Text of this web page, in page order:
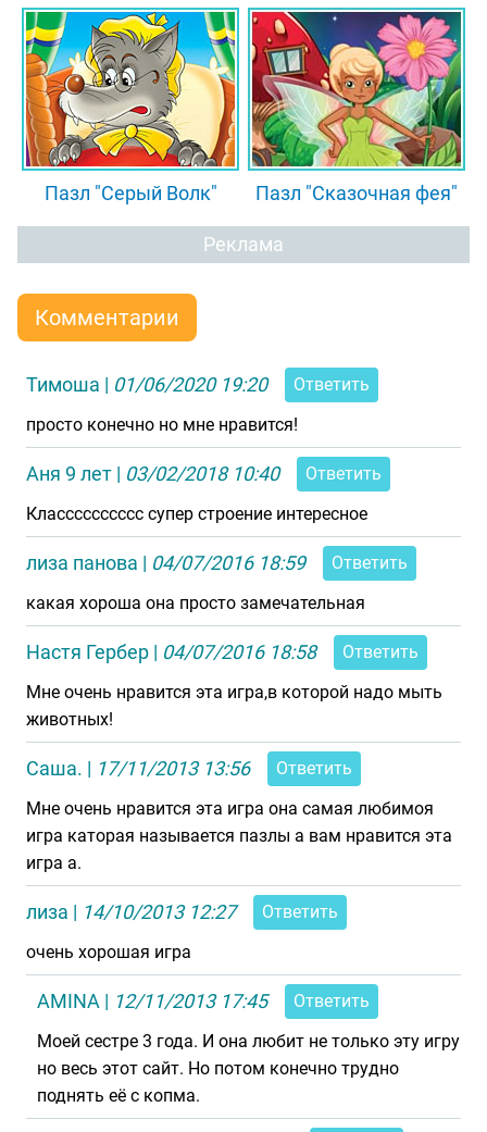
Пазл "Серый Волк" Пазл "Сказочная фея"
Реклама
Комментарии
Тимоша | 01/06/2020 19:20
Ответить
просто конечно но мне нравится!
Аня 9 лет | 03/02/2018 10:40
Ответить
Класссссссссс супер строение интересное
лиза панова | 04/07/2016 18:59
Ответить
какая хороша она просто замечательная
Настя Гербер | 04/07/2016 18:58
Ответить
Мне очень нравится эта игра,в которой надо мыть
животных!
Саша. | 17/11/2013 13:56
Ответить
Мне очень нравится эта игра она самая любимоя
игра каторая называется пазлы а вам нравится эта
игра а.
лиза | 14/10/2013 12:27
Ответить
очень хорошая игра
AMINA | 12/11/2013 17:45
Ответить
Моей сестре 3 года. И она любит не только эту игру
но весь этот сайт. Но потом конечно трудно
поднять её с копма.